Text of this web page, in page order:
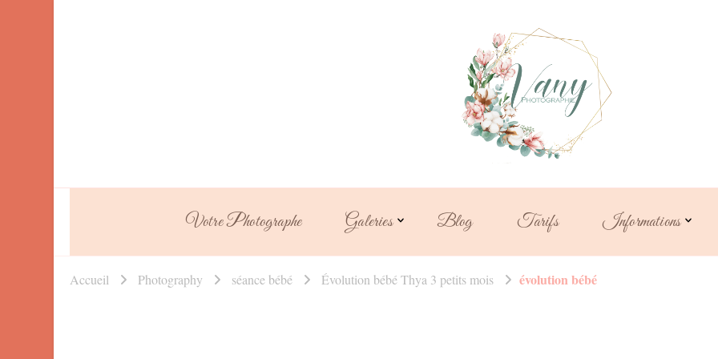
Vanessa
Votre Photographe Galeries Blog Tarifs Informations
Accueil Photography séance bébé Évolution bébé Thya 3 petits mois évolution bébé